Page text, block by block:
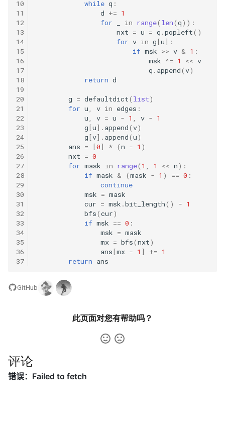
63. 股票的最大利润
64. 求 1+2+…+n
65. 不用加减乘除做加法
66. 构建乘积数组
67. 把字符串转换成整数
68.1. 二叉搜索树的最近公共
祖先
68.2. 二叉树的最近公共祖先
67. 最大的异或
68. 查找插入位置
69. 山峰数组的顶部
70. 排序数组中只出现一次的
数字
71. 按权重生成随机数
72. 求平方根
73. 狒狒吃香蕉
74. 合并区间
75. 数组相对排序
76. 数组中的第 k 大的数字
81. 允许重复选择元素的组合
16.13. 平分正方形
16.14. 最佳直线
16.15. 珠玑妙算
16.16. 部分排序
16.17. 连续数列
16.18. 模式匹配
16.19. 水域大小
16.20. T9 键盘
16.21. 交换和
16.22. 兰顿蚂蚁
16.25. LRU 缓存
17.4. 消失的数字
10
11
12
13
14
15
16
17
18
19
20
21
22
23
24
25
26
27
28
29
30
31
32
33
34
35
36
37
while q :
d += 1
for
in range( len(q)):
nxt = u = q .popleft()
for v in g[u]:
if msk >> v & 1 :
msk ^= 1 << v
q . append(v)
return d
g = defaultdict( list)
for u, v in edges :
u, v = u - 1 , v - 1
g[u] . append(v)
g[v] . append(u)
ans = [0] * (n - 1 )
nxt = 0
for mask in range( 1 , 1 << n):
if mask & (mask - 1 ) == 0 :
continue
msk = mask
cur = msk .bit_length() - 1
bfs(cur)
if msk == 0 :
msk = mask
mx = bfs(nxt)
ans[mx - 1 ] += 1
return ans
GitHub
此页面对您有帮助吗？
评论